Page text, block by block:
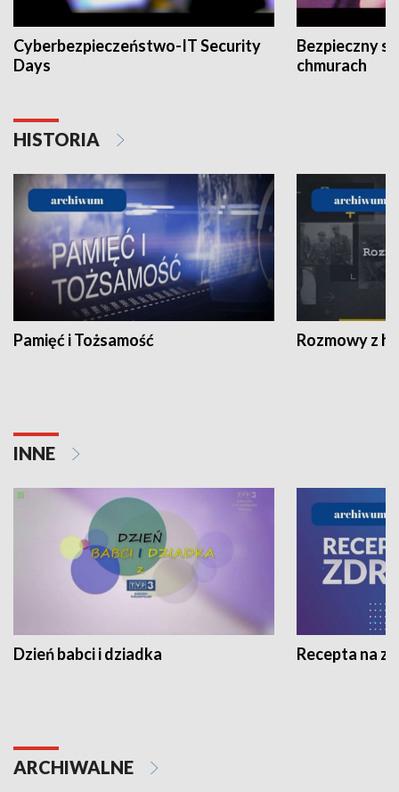
Cyberbezpieczeństwo-IT Security
Days
Bezpieczny
chmurach
HISTORIA
Pamięć i Tożsamość Rozmowy z
INNE
Dzień babci i dziadka Recepta na
ARCHIWALNE